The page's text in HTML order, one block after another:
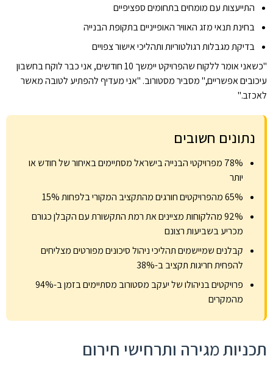
התייעצות עם מומחים בתחומים ספציפיים
בחינת תנאי מזג האוויר האופייניים בתקופת הבנייה
בדיקת מגבלות רגולטוריות ותהליכי אישור צפויים
"כשאני אומר ללקוח שהפרויקט יימשך 10 חודשים, אני כבר לוקח בחשבון
עיכובים אפשריים," מסביר מסטורוב. "אני מעדיף להפתיע לטובה מאשר
לאכזב."
נתונים חשובים
78% מפרויקטי הבנייה בישראל מסתיימים באיחור של חודש או
יותר
65% מהפרויקטים חורגים מהתקציב המקורי בלפחות 15%
92% מהלקוחות מציינים את רמת התקשורת עם הקבלן כגורם
מכריע בשביעות רצונם
קבלנים שמיישמים תהליכי ניהול סיכונים מפורטים מצליחים
להפחית חריגות תקציב ב-38%
פרויקטים בניהולו של יעקב מסטורוב מסתיימים בזמן ב-94%
מהמקרים
תכניות מגירה ותרחישי חירום